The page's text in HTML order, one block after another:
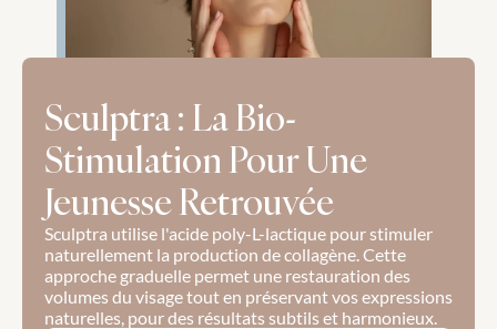
Sculptra : La Bio-
Stimulation Pour Une
Jeunesse Retrouvée
Sculptra utilise l'acide poly-L-lactique pour stimuler
naturellement la production de collagène. Cette
approche graduelle permet une restauration des
volumes du visage tout en préservant vos expressions
naturelles, pour des résultats subtils et harmonieux.